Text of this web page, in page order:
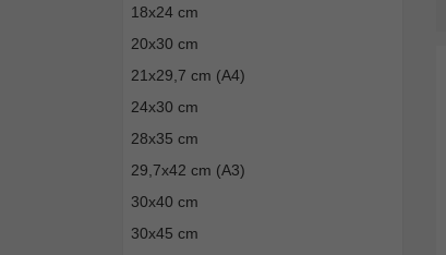
18x24 cm
20x30 cm
21x29,7 cm (A4)
24x30 cm
28x35 cm
29,7x42 cm (A3)
30x40 cm
30x45 cm